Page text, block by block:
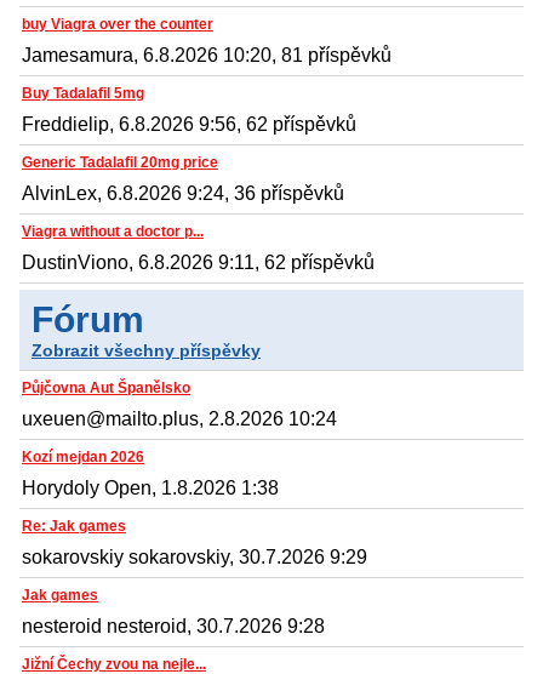
buy Viagra over the counter
Jamesamura, 6.8.2026 10:20, 81 příspěvků
Buy Tadalafil 5mg
Freddielip, 6.8.2026 9:56, 62 příspěvků
Generic Tadalafil 20mg price
AlvinLex, 6.8.2026 9:24, 36 příspěvků
Viagra without a doctor p...
DustinViono, 6.8.2026 9:11, 62 příspěvků
Fórum
Zobrazit všechny příspěvky
Půjčovna Aut Španělsko
uxeuen@mailto.plus, 2.8.2026 10:24
Kozí mejdan 2026
Horydoly Open, 1.8.2026 1:38
Re: Jak games
sokarovskiy sokarovskiy, 30.7.2026 9:29
Jak games
nesteroid nesteroid, 30.7.2026 9:28
Jižní Čechy zvou na nejle...